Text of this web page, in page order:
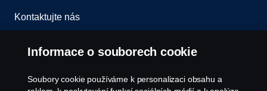
Kontaktujte nás
Všeobecné obchodní podmínky
Oznámení porušení předpisů
Informace o souborech cookie
Soubory cookie používáme k personalizaci obsahu a